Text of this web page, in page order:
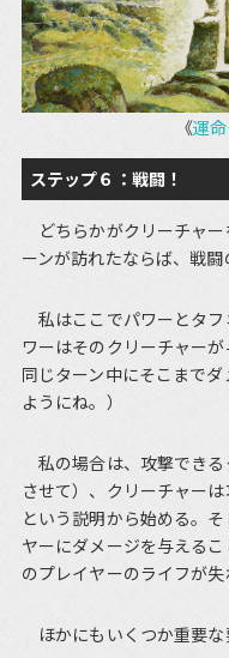
《運
ステップ６：戦闘！
どちらかがクリーチャー
ーンが訪れたならば、戦闘
私はここでパワーとタ
ワーはそのクリーチャー
同じターン中にそこまで
ようにね。）
私の場合は、攻撃でき
させて）、クリーチャー
という説明から始める。
ヤーにダメージを与える
のプレイヤーのライフが失
ほかにもいくつか重要な